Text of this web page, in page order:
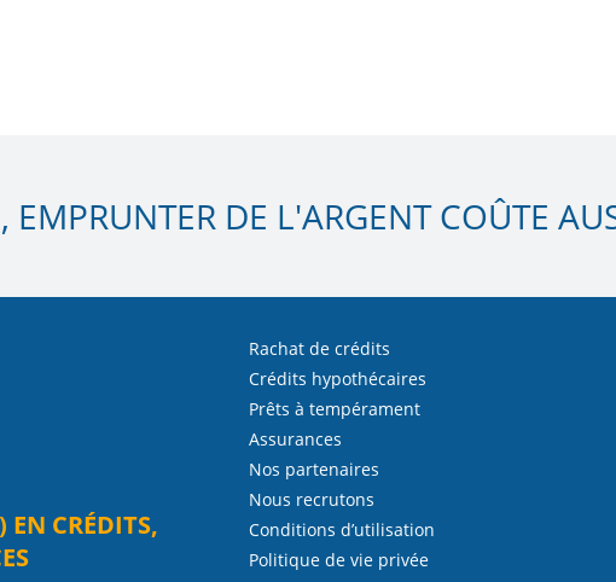
EMPRUNTER DE L'ARGENT COÛTE
EN CRÉDITS,
Rachat de crédits
Crédits hypothécaires
Prêts à tempérament
Assurances
Nos partenaires
Nous recrutons
Conditions d’utilisation
Politique de vie privée